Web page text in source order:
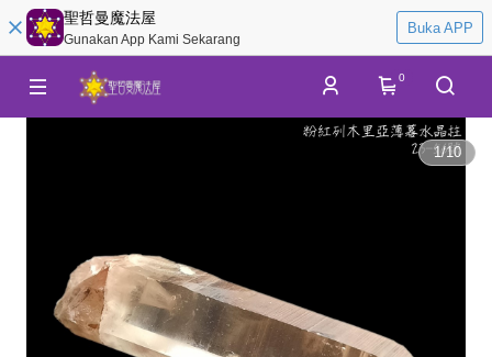
聖哲曼魔法屋
Gunakan App Kami Sekarang
Buka APP
0
1/10